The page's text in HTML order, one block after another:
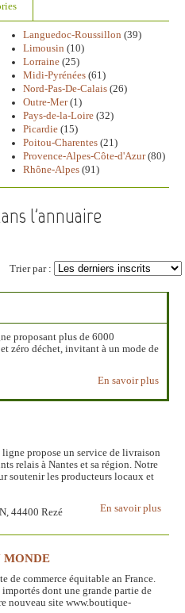
Languedoc-Roussillon (39)
Limousin (10)
Lorraine (25)
Midi-Pyrénées (61)
Nord-Pas-De-Calais (26)
Outre-Mer(1)
Pays-de-la-Loire (32)
Picardie (15)
Poitou-Charentes (21)
Provence-Alpes-Côte-d'Azur(80)
Rhône-Alpes (91)
l'annuaire
Trier par :
proposant plus de 6000
zéro déchet, invitant à un mode de
En savoir plus
propose un service de livraison
relais à Nantes et sa région. Notre
soutenir les producteurs locaux et
En savoir plus
44400 Rezé
MONDE
de commerce équitable an France.
dont une grande partie de
nouveau site www.boutique-